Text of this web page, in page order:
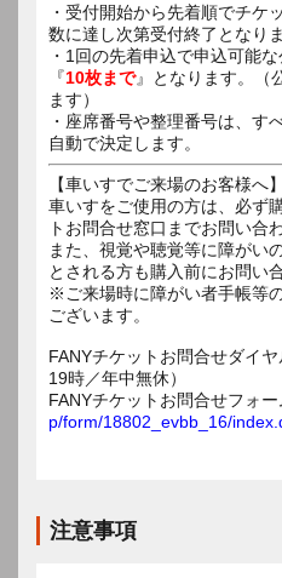
・受付開始から先着順でチケ
数に達し次第受付終了となりま
・1回の先着申込で申込可能
『10枚まで』となります。（
ます）
・座席番号や整理番号は、す
自動で決定します。
【車いすでご来場のお客様へ】
車いすをご使用の方は、必ず
トお問合せ窓口までお問い合
また、視覚や聴覚等に障がい
とされる方も購入前にお問い
※ご来場時に障がい者手帳等
ございます。
FANYチケットお問合せダイ
19時／年中無休）
FANYチケットお問合せフォ
p/form/18802_evbb_16/
注意事項